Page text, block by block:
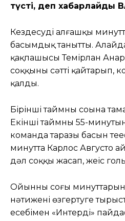
түсті, деп хабарлайды
Кездесудің алғашқы
басымдық танытты. Алайда
қақпашысы Темірлан
соққыны сәтті қайтарып,
қалды.
Бірінші таймның соңына
Екінші таймның 55-
команда таразы басын
минутта Карлос Августо
дәл соққы жасап, жеңіс
Ойынның соңғы
нәтижені өзгертуге
есебімен «Интердің»